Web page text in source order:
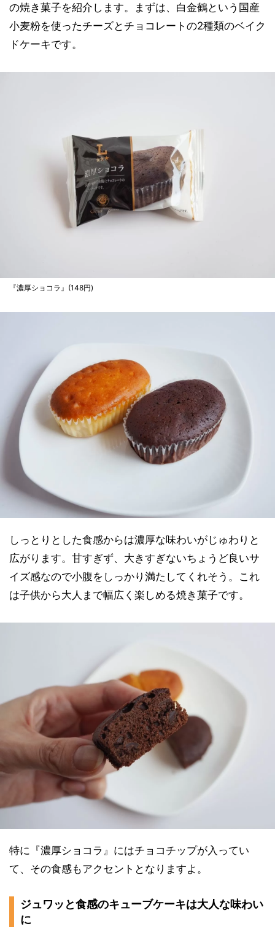
の焼き菓子を紹介します。まずは、白金鶴という国産
小麦粉を使ったチーズとチョコレートの2種類のベイク
ドケーキです。
『濃厚ショコラ』(148円)
しっとりとした食感からは濃厚な味わいがじゅわりと
広がります。甘すぎず、大きすぎないちょうど良いサ
イズ感なので小腹をしっかり満たしてくれそう。これ
は子供から大人まで幅広く楽しめる焼き菓子です。
特に『濃厚ショコラ』にはチョコチップが入ってい
て、その食感もアクセントとなりますよ。
ジュワッと食感のキューブケーキは大人な味わい
に